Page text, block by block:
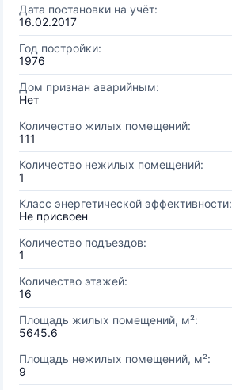
Дата постановки на учёт:
16.02.2017
Год постройки:
1976
Дом признан аварийным:
Нет
Количество жилых помещений:
111
Количество нежилых помещений:
1
Класс энергетической эффективности:
Не присвоен
Количество подъездов:
1
Количество этажей:
16
Площадь жилых помещений, м²:
5645.6
Площадь нежилых помещений, м²:
9